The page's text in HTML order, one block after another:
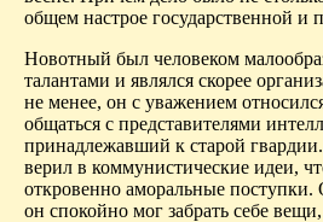
общем настрое государственной и
Новотный был человеком
талантами и являлся скорее
не менее, он с уважением
общаться с представителями
принадлежавший к старой
верил в коммунистические идеи,
откровенно аморальные
он спокойно мог забрать себе